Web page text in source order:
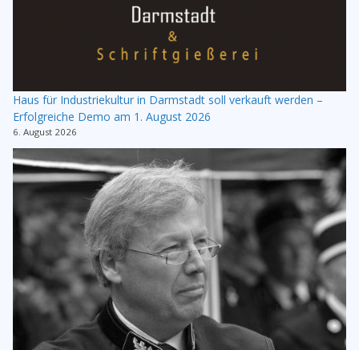
Haus für Industriekultur in Darmstadt soll verkauft werden –
Erfolgreiche Demo am 1. August 2026
6. August 2026